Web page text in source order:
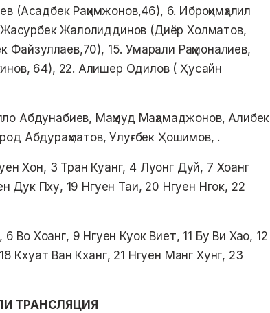
(Асадбек Раҳимжонов,46), 6. Иброҳимҳалил
Жалолиддинов (Диёр Холматов,
Файзуллаев,70), 15. Умарали Раҳмоналиев,
64), 22. Алишер Одилов ( Ҳусайн
Абдунабиев, Маҳмуд Маҳамаджонов, Алибек
Абдураҳматов, Улуғбек Ҳошимов, .
Хон, 3 Тран Куанг, 4 Луонг Дуй, 7 Хоанг
Дук Пху, 19 Нгуен Таи, 20 Нгуен Нгок, 22
Во Хоанг, 9 Нгуен Куок Виет, 11 Бу Ви Хао, 12
Кхуат Ван Кханг, 21 Нгуен Манг Хунг, 23
ТРАНСЛЯЦИЯ